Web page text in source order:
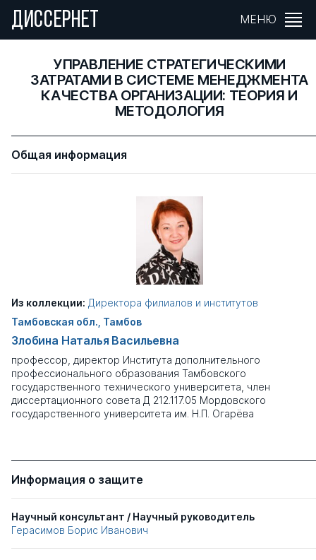
ДИССЕРНЕТ МЕНЮ
УПРАВЛЕНИЕ СТРАТЕГИЧЕСКИМИ
ЗАТРАТАМИ В СИСТЕМЕ МЕНЕДЖМЕНТА
КАЧЕСТВА ОРГАНИЗАЦИИ: ТЕОРИЯ И
МЕТОДОЛОГИЯ
Общая информация
Из коллекции: Директора филиалов и институтов
Тамбовская обл., Тамбов
Злобина Наталья Васильевна
профессор, директор Института дополнительного
профессионального образования Тамбовского
государственного технического университета, член
диссертационного совета Д 212.117.05 Мордовского
государственного университета им. Н.П. Огарёва
Информация о защите
Научный консультант / Научный руководитель
Герасимов Борис Иванович